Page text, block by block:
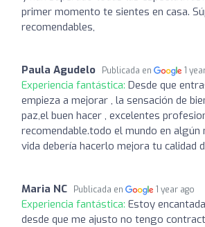
primer momento te sientes en casa.
recomendables,
Paula Agudelo Publicada en 1
Experiencia fantástica: Desde que
empieza a mejorar , la sensación de
paz,el buen hacer , excelentes
recomendable.todo el mundo en algún
vida debería hacerlo mejora tu calidad
Maria NC Publicada en 1 year ago
Experiencia fantástica: Estoy
desde que me ajusto no tengo